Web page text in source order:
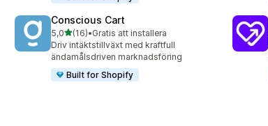
Conscious Cart
5,0av 5 stjärnor
(16)
16 recensioner totalt
•Gratis att installera
Driv intäktstillväxt med kraftfull
ändamålsdriven marknadsföring
Built for Shopify